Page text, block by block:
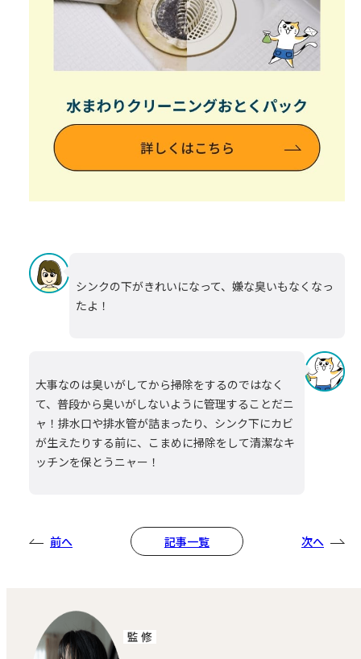
シンクの下がきれいになって、嫌な臭いもなくなっ
たよ！
大事なのは臭いがしてから掃除をするのではなく
て、普段から臭いがしないように管理することだニ
ャ！排水口や排水管が詰まったり、シンク下にカビ
が生えたりする前に、こまめに掃除をして清潔なキ
ッチンを保とうニャー！
前へ 記事一覧 次へ
監 修